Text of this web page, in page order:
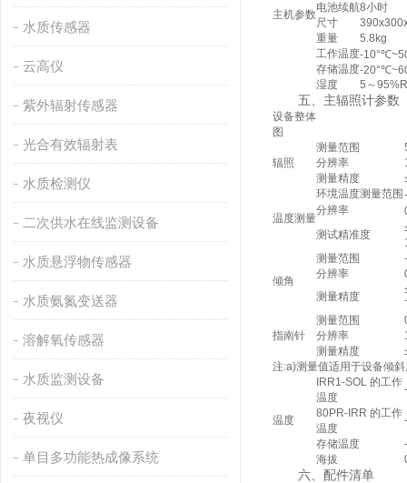
水质传感器
云高仪
紫外辐射传感器
光合有效辐射表
水质检测仪
二次供水在线监测设备
水质悬浮物传感器
水质氨氮变送器
溶解氧传感器
水质监测设备
夜视仪
单目多功能热成像系统
主机参数
电池续航8小时
尺寸
重量
5.8kg
工作温度-
存储温度-
湿度
5～
五、主辐照计参数
设备整体
图
辐照
测量范围
分辨率
测量精度
温度测量
环境温度测量范围
分辨率
测试精准度
倾角
测量范围
分辨率
测量精度
指南针
测量范围
分辨率
测量精度
注:a)测量值适用于设备倾
温度
IRR1-SOL 的工作
温度
80PR-IRR 的工作
温度
存储温度
海拔
六、配件清单